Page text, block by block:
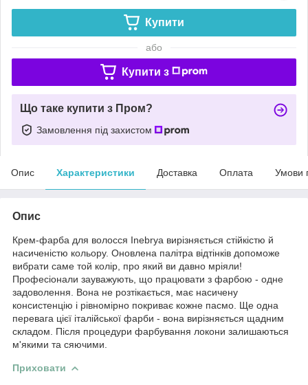
Купити
або
Купити з
Що таке купити з Пром?
Замовлення під захистом
Опис Характеристики Доставка Оплата Умови
Опис
Крем-фарба для волосся Inebrya вирізняється стійкістю й
насиченістю кольору. Оновлена палітра відтінків допоможе
вибрати саме той колір, про який ви давно мріяли!
Професіонали зауважують, що працювати з фарбою - одне
задоволення. Вона не розтікається, має насичену
консистенцію і рівномірно покриває кожне пасмо. Ще одна
перевага цієї італійської фарби - вона вирізняється щадним
складом. Після процедури фарбування локони залишаються
м'якими та сяючими.
Приховати